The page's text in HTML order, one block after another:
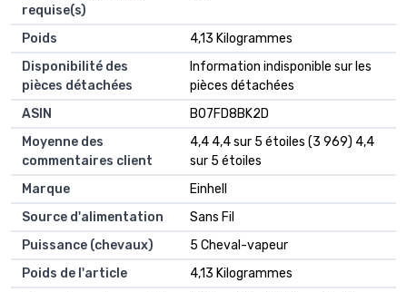
requise(s)
Poids
‎4,13 Kilogrammes
Disponibilité des
pièces détachées
‎Information indisponible sur les
pièces détachées
ASIN
B07FD8BK2D
Moyenne des
commentaires client
4,4 4,4 sur 5 étoiles (3 969) 4,4
sur 5 étoiles
Marque
Einhell
Source d'alimentation
Sans Fil
Puissance (chevaux)
5 Cheval-vapeur
Poids de l'article
4,13 Kilogrammes